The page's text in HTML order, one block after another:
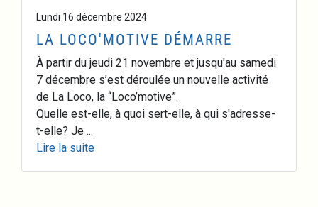
Lundi 16 décembre 2024
LA LOCO'MOTIVE DÉMARRE
À partir du jeudi 21 novembre et jusqu'au samedi
7 décembre s’est déroulée un nouvelle activité
de La Loco, la “Loco’motive”.
Quelle est-elle, à quoi sert-elle, à qui s'adresse-
t-elle? Je ...
Lire la suite